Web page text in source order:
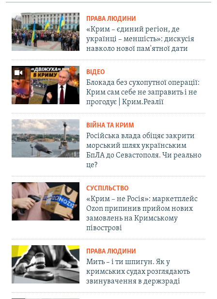
ПРАВА ЛЮДИНИ
«Крим – єдиний регіон, де
українці – меншість»: дискусія
навколо нової пам'ятної дати
ВІДЕО
Блокада без сухопутної операції:
Крим сам себе не заправить і не
прогодує | Крим.Реалії
ВІЙНА ТА КРИМ
Російська влада обіцяє закрити
морський шлях українським
БпЛА до Севастополя. Чи реально
це?
СУСПІЛЬСТВО
«Крим – не Росія»: маркетплейс
Ozon припинив прийом нових
замовлень на Кримському
півострові
ПРАВА ЛЮДИНИ
Мить – і ти шпигун. Як у
кримських судах розглядають
звинувачення в держзраді